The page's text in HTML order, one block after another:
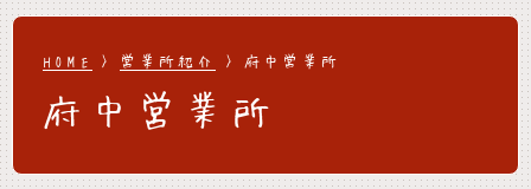
HOME > 営業所紹介 > 府中営業所
府中営業所